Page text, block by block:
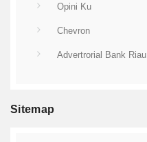
Opini Ku
Chevron
Advertrorial Bank Riau
Sitemap